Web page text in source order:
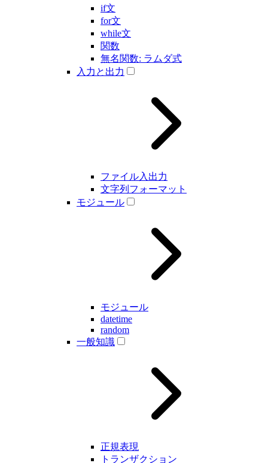
if文
for文
while文
関数
無名関数: ラムダ式
入力と出力
ファイル入出力
文字列フォーマット
モジュール
モジュール
datetime
random
一般知識
正規表現
トランザクション